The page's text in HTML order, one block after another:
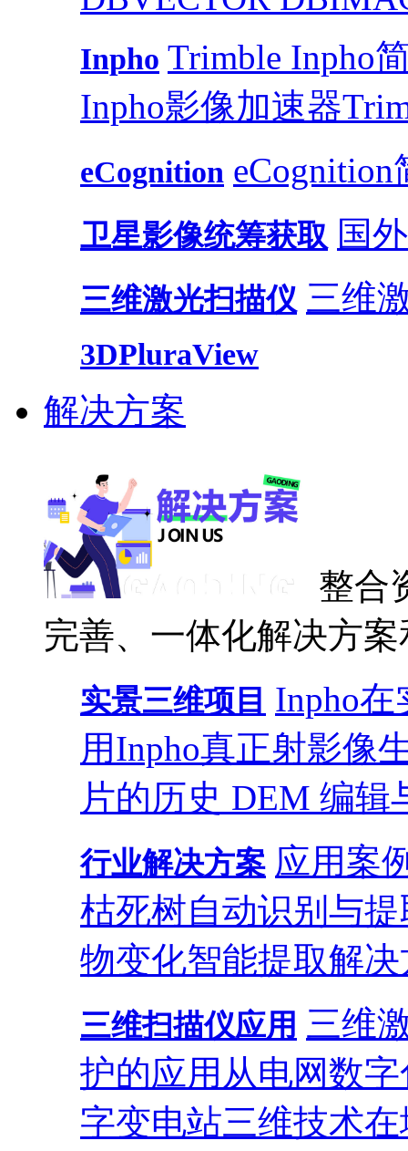
Inpho Trimble Inpho
Inpho影像加速器
eCognition eCognition
卫星影像统筹获取 国
三维激光扫描仪 三维
3DPluraView
解决方案
整合
完善、一体化解决方
实景三维项目 Inpho
用Inpho真正射影像
片的历史 DEM 编辑
行业解决方案 应用案
枯死树自动识别与提
物变化智能提取解
三维扫描仪应用 三维
护的应用 从电网数
字变电站三维技术